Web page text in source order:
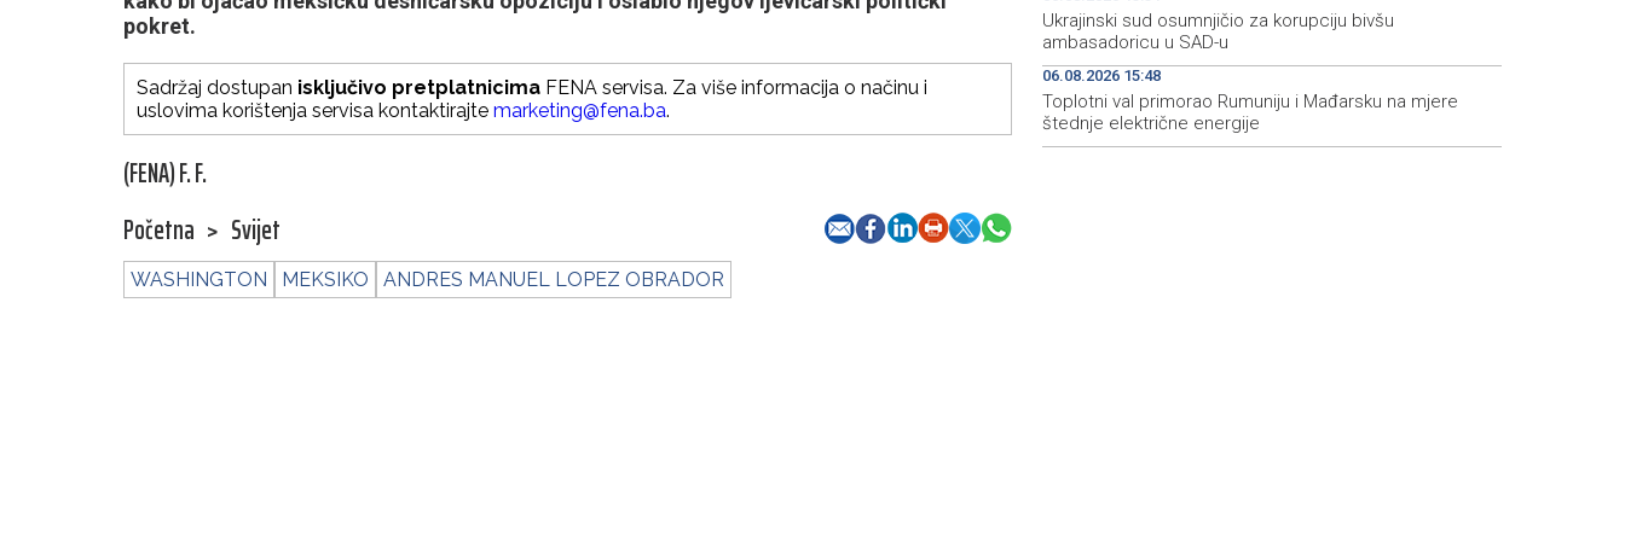
pokret.
Sadržaj dostupan isključivo pretplatnicima FENA servisa. Za više informacija o načinu i
uslovima korištenja servisa kontaktirajte marketing@fena.ba.
(FENA) F. F.
Početna > Svijet
WASHINGTON MEKSIKO ANDRES MANUEL LOPEZ OBRADOR
Ukrajinski sud osumnjičio za korupciju bivšu
ambasadoricu u SAD-u
06.08.2026 15:48
Toplotni val primorao Rumuniju i Mađarsku na mjere
štednje električne energije